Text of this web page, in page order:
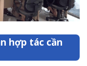
hợp tác cần